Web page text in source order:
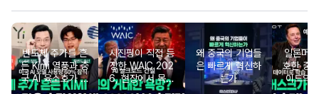
반도체 주가를 흔
든 Kimi 열풍과 중
국 AI 육소호가 세
상을 놀라게 한 이
시진핑이 직접 등
장한 WAIC 202
6, 현장에서 목격
한 충격적인 중국
왜 중국의 기업들
은 빠르게 혁신하
는가
일론머
호한 중
이드의